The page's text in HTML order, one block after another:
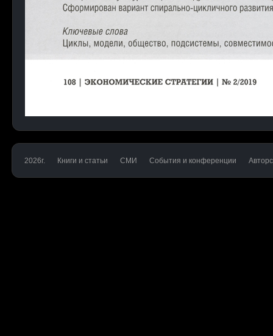
2026г. Книги и статьи СМИ События и конференции